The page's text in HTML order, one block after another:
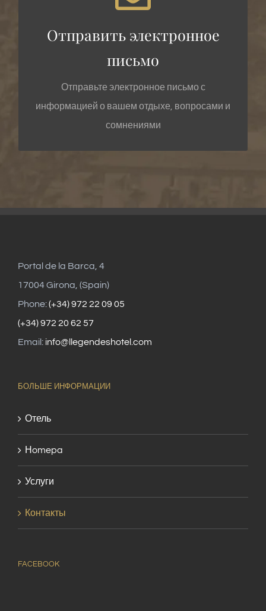
Отправить электронное
письмо
Отправьте электронное письмо с
информацией о вашем отдыхе, вопросами и
сомнениями
МЫ ВНИМАТЕЛЬНЫ
Portal de la Barca, 4
17004 Girona, (Spain)
Phone:(+34) 972 22 09 05
(+34) 972 20 62 57
Email: info@llegendeshotel.com
БОЛЬШЕ ИНФОРМАЦИИ
Отель
Нomepa
Услуги
Контакты
FACEBOOK